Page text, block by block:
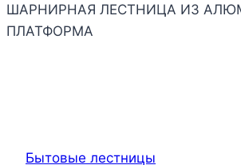
ШАРНИРНАЯ ЛЕСТНИЦА ИЗ
ПЛАТФОРМА
Бытовые лестницы